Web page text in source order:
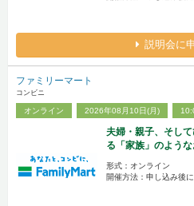
説明会に
ファミリーマート
コンビニ
オンライン 2026年08月10日(月)
夫婦・親子、そし
る「家族」のよう
形式：オンライン
開催方法：申し込み後